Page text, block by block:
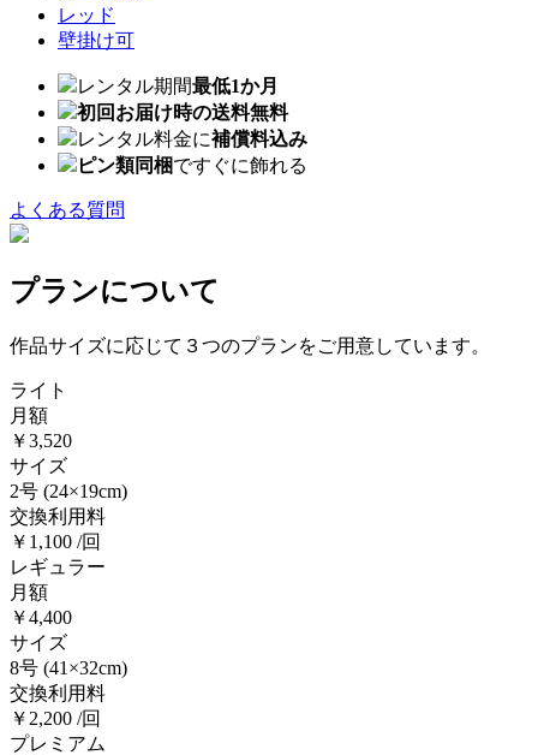
レッド
壁掛け可
レンタル期間最低1か月
初回お届け時の送料無料
レンタル料金に補償料込み
ピン類同梱ですぐに飾れる
よくある質問
プランについて
作品サイズに応じて３つのプランをご用意しています。
ライト
月額
￥3,520
サイズ
2号 (24×19cm)
交換利用料
￥1,100 /回
レギュラー
月額
￥4,400
サイズ
8号 (41×32cm)
交換利用料
￥2,200 /回
プレミアム